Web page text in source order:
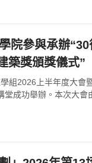
院參與承辦
築獎頒獎儀式”
組2026上半年度大會
堂成功舉辦。本次大